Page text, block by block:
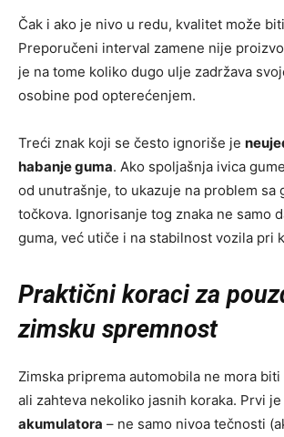
Čak i ako je nivo u redu, kvalitet može
Preporučeni interval zamene nije
je na tome koliko dugo ulje zadržava
osobine pod opterećenjem.
Treći znak koji se često ignoriše je
habanje guma. Ako spoljašnja ivica
od unutrašnje, to ukazuje na problem sa
točkova. Ignorisanje tog znaka ne samo
guma, već utiče i na stabilnost vozila pri
Praktični koraci za
zimsku spremnost
Zimska priprema automobila ne mora
ali zahteva nekoliko jasnih koraka. Prvi je
akumulatora – ne samo nivoa tečnosti